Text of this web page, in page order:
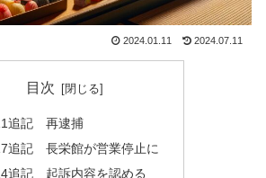
2024.01.11 2024.07.11
目次
追記 再逮捕
追記 長栄館が営業停止に
追記 起訴内容を認める